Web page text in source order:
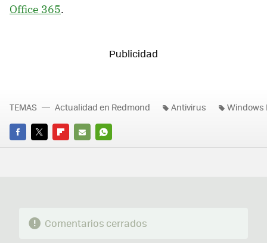
Office 365.
FACEBOOK
TWITTERFLIPBOARD
E-
WHATSAPP
TEMAS Actualidad en Redmond Antivirus Windows
Comentarios cerrados